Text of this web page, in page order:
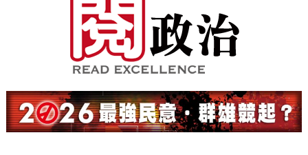
閱政治 Read Gov News
題，也要專業評論，閱政治與多元的政治評論家與專欄作家邀稿合作，
讓讀者有最多元和專業的選擇。